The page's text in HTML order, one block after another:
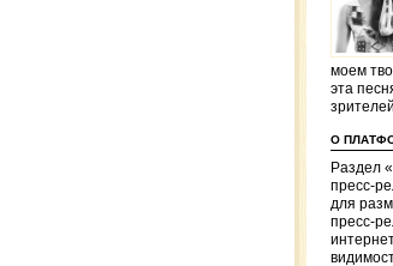
моем
эта
О
Раздел
пресс-
для
пресс-